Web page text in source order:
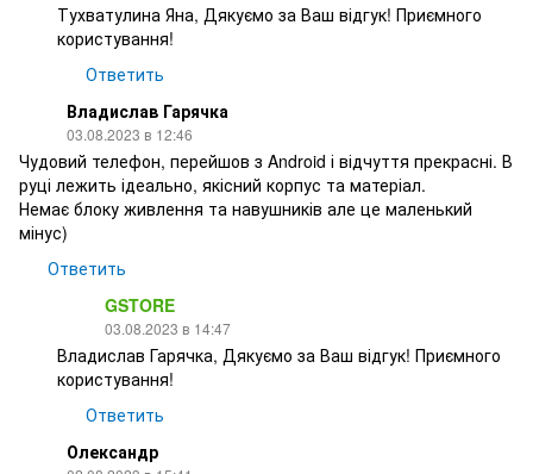
Тухватулина Яна, Дякуємо за Ваш відгук! Приємного
користування!
Ответить
Владислав Гарячка
03.08.2023 в 12:46
Чудовий телефон, перейшов з Android і відчуття прекрасні. В
руці лежить ідеально, якісний корпус та матеріал.
Немає блоку живлення та навушників але це маленький
мінус)
Ответить
GSTORE
03.08.2023 в 14:47
Владислав Гарячка, Дякуємо за Ваш відгук! Приємного
користування!
Ответить
Олександр